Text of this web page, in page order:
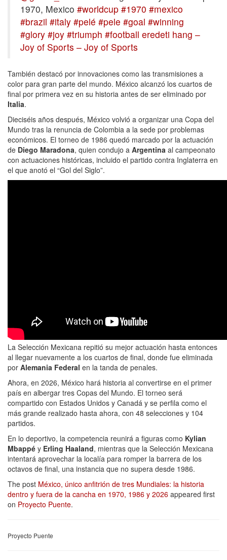
1970, Mexico #worldcup #1970 #mexico
#brazil #italy #pelé #pele #goal #winning
#glory #joy #triumph #football eredeti hang –
Joy of Sports – Joy of Sports
También destacó por innovaciones como las transmisiones a
color para gran parte del mundo. México alcanzó los cuartos de
final por primera vez en su historia antes de ser eliminado por
Italia.
Dieciséis años después, México volvió a organizar una Copa del
Mundo tras la renuncia de Colombia a la sede por problemas
económicos. El torneo de 1986 quedó marcado por la actuación
de Diego Maradona, quien condujo a Argentina al campeonato
con actuaciones históricas, incluido el partido contra Inglaterra en
el que anotó el “Gol del Siglo”.
La Selección Mexicana repitió su mejor actuación hasta entonces
al llegar nuevamente a los cuartos de final, donde fue eliminada
por Alemania Federal en la tanda de penales.
Ahora, en 2026, México hará historia al convertirse en el primer
país en albergar tres Copas del Mundo. El torneo será
compartido con Estados Unidos y Canadá y se perfila como el
más grande realizado hasta ahora, con 48 selecciones y 104
partidos.
En lo deportivo, la competencia reunirá a figuras como Kylian
Mbappé y Erling Haaland, mientras que la Selección Mexicana
intentará aprovechar la localía para romper la barrera de los
octavos de final, una instancia que no supera desde 1986.
The post México, único anfitrión de tres Mundiales: la historia
dentro y fuera de la cancha en 1970, 1986 y 2026 appeared first
on Proyecto Puente.
Proyecto Puente